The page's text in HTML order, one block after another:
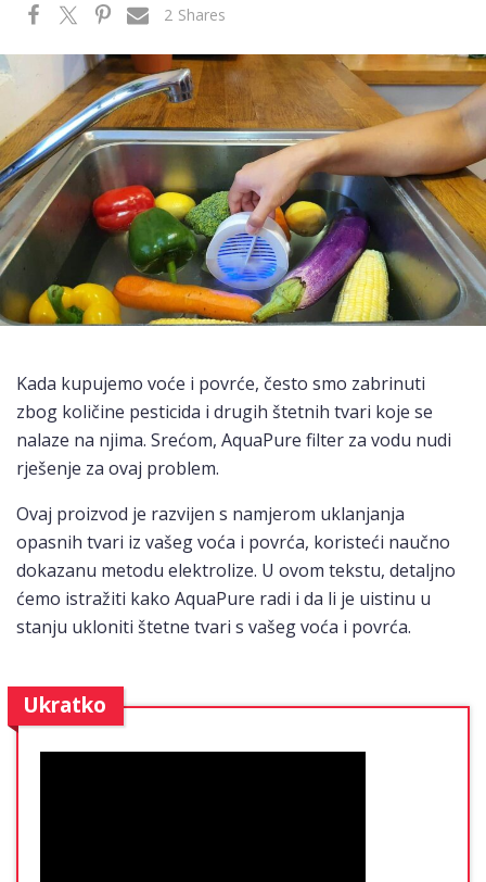
Shares
2
Kada kupujemo voće i povrće, često smo zabrinuti
zbog količine pesticida i drugih štetnih tvari koje se
nalaze na njima. Srećom, AquaPure filter za vodu nudi
rješenje za ovaj problem.
Ovaj proizvod je razvijen s namjerom uklanjanja
opasnih tvari iz vašeg voća i povrća, koristeći naučno
dokazanu metodu elektrolize. U ovom tekstu, detaljno
ćemo istražiti kako AquaPure radi i da li je uistinu u
stanju ukloniti štetne tvari s vašeg voća i povrća.
Ukratko